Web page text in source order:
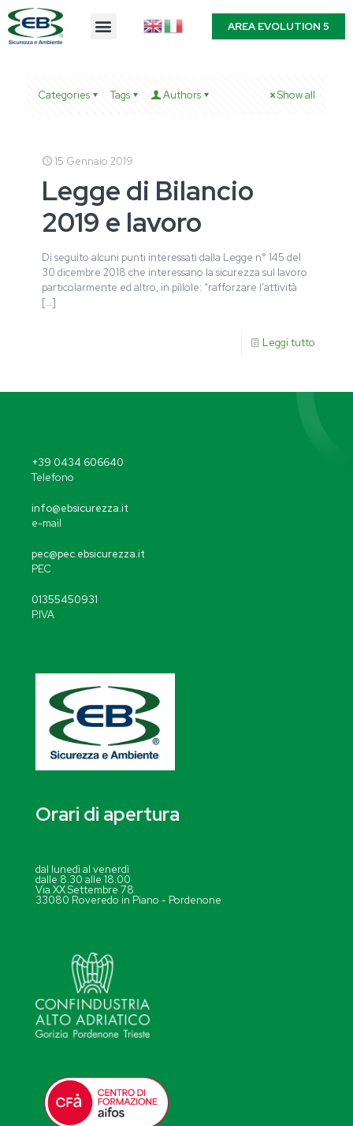
AREA EVOLUTION 5
Categories Tags Authors Show all
15 Gennaio 2019
Legge di Bilancio
2019 e lavoro
Di seguito alcuni punti interessati dalla Legge n° 145 del
30 dicembre 2018 che interessano la sicurezza sul lavoro
particolarmente ed altro, in pillole: “rafforzare l’attività
[…]
Leggi tutto
+39 0434 606640
Telefono
info@ebsicurezza.it
e-mail
pec@pec.ebsicurezza.it
PEC
01355450931
P.IVA
Orari di apertura
dal lunedì al venerdì
dalle 8.30 alle 18.00
Via XX Settembre 78
33080 Roveredo in Piano - Pordenone